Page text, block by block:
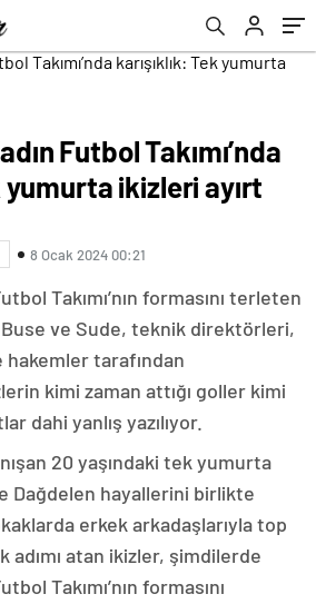
Futbol Takımı’nda
yumurta ikizleri ayırt
8 Ocak 2024 00:21
Takımı’nın formasını terleten
ve Sude, teknik direktörleri,
hakemler tarafından
kimi zaman attığı goller kimi
dahi yanlış yazılıyor.
20 yaşındaki tek yumurta
Dağdelen hayallerini birlikte
erkek arkadaşlarıyla top
adımı atan ikizler, şimdilerde
Takımı’nın formasını